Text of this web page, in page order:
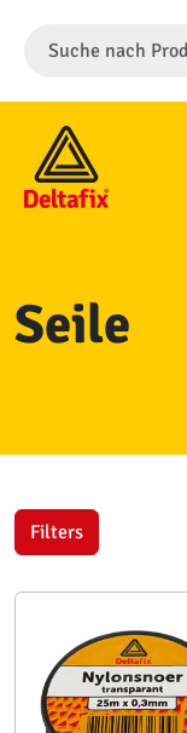
Seile
Filters